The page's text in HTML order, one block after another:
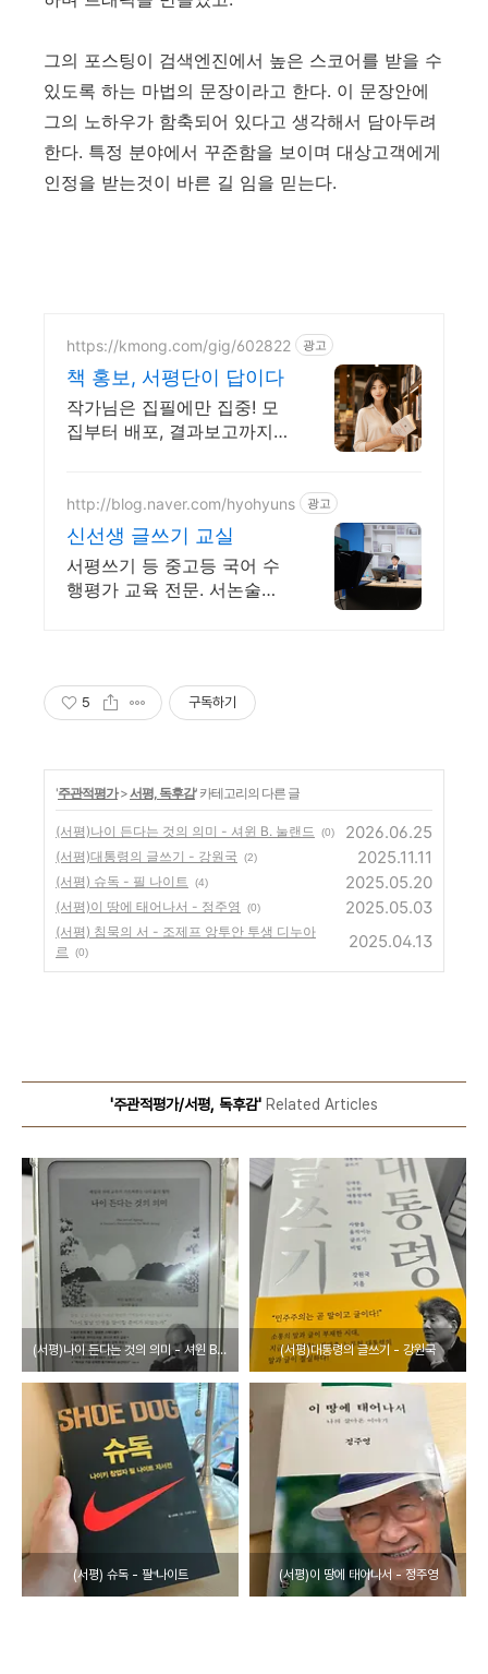
그의 포스팅이 검색엔진에서 높은 스코어를 받을 수
있도록 하는 마법의 문장이라고 한다. 이 문장안에
그의 노하우가 함축되어 있다고 생각해서 담아두려
한다. 특정 분야에서 꾸준함을 보이며 대상고객에게
인정을 받는것이 바른 길 임을 믿는다.
https://kmong.com/gig/602822 광고
책 홍보, 서평단이 답이다
작가님은 집필에만 집중! 모
집부터 배포, 결과보고까지
http://blog.naver.com/hyohyuns 광고
신선생 글쓰기 교실
서평쓰기 등 중고등 국어 수
행평가 교육 전문. 서논술형
5 구독하기
'주관적평가>서평, 독후감' 카테고리의 다른 글
(서평)나이 든다는 것의 의미 - 셔윈 B. 눌랜드 (0) 2026.06.25
(서평)대통령의 글쓰기 - 강원국 (2) 2025.11.11
(서평) 슈독 - 필 나이트 (4) 2025.05.20
(서평)이 땅에 태어나서 - 정주영 (0) 2025.05.03
(서평) 침묵의 서 - 조제프 앙투안 투생 디누아
르
(0)
2025.04.13
'주관적평가/서평, 독후감' Related Articles
(서평)나이 든다는 것의 의미 - 셔윈 B. 눌랜드 (서평)대통령의 글쓰기 - 강원국
(서평) 슈독 - 필 나이트 (서평)이 땅에 태어나서 - 정주영